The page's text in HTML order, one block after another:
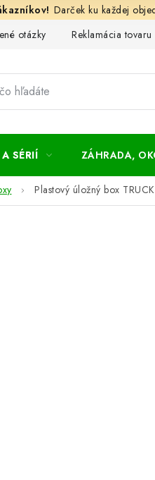
Darček ku každej
otázky Reklamácia tovaru
SÉRIÍ ZÁHRADA,
Plastový úložný box